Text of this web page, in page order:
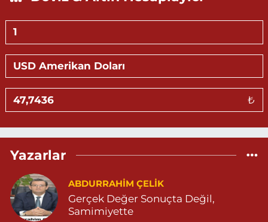
Göktürk Eczanesi
ÖZEL CİHANPOL HASTANESİ YANI YENİKENT MAHALLESİ 20.
CADDE NO:4 B. ÖZEL CİHANPOL HASTANESİ YANI-YENİKENT
MAHALLESİ 04825026482
0 (482) 502 64 82 Yol Tarifi Al
Sevlim Eczanesi
YENİ MAHALLE 514 SOKAK NO:36 ÇEÇEN MEZARLIĞININ 300
0 (482) 313 07 47 Yol Tarifi Al
Sarohan Eczanesi
₺
Yazarlar
ABDURRAHIM ÇELİK
Gerçek Değer Sonuçta Değil,
Samimiyette